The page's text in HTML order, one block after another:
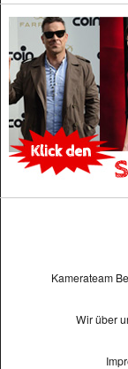
Kamerateam
Wir über